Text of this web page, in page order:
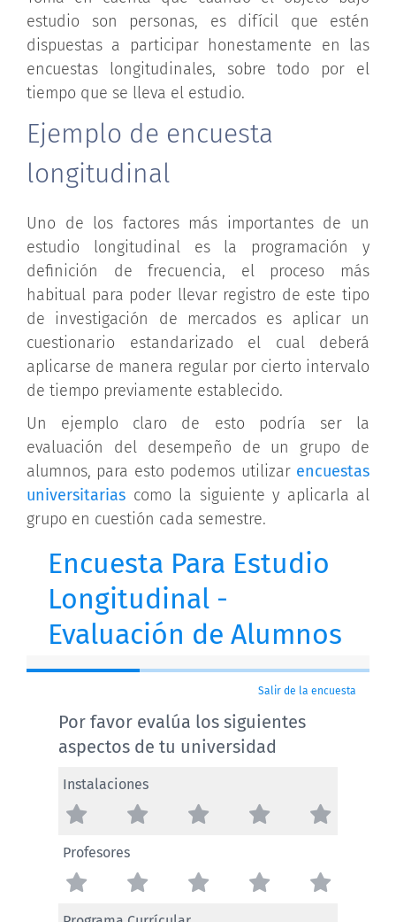
estudio son personas, es difícil que estén
dispuestas a participar honestamente en las
encuestas longitudinales, sobre todo por el
tiempo que se lleva el estudio.
Ejemplo de encuesta
longitudinal
Uno de los factores más importantes de un
estudio longitudinal es la programación y
definición de frecuencia, el proceso más
habitual para poder llevar registro de este tipo
de investigación de mercados es aplicar un
cuestionario estandarizado el cual deberá
aplicarse de manera regular por cierto intervalo
de tiempo previamente establecido.
Un ejemplo claro de esto podría ser la
evaluación del desempeño de un grupo de
alumnos, para esto podemos utilizar encuestas
universitarias como la siguiente y aplicarla al
grupo en cuestión cada semestre.